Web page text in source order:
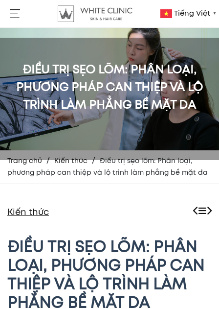
Tiếng Việt ▼
ĐIỀU TRỊ SẸO LÕM: PHÂN LOẠI,
PHƯƠNG PHÁP CAN THIỆP VÀ LỘ
TRÌNH LÀM PHẲNG BỀ MẶT DA
Trang chủ / Kiến thức /
Điều trị sẹo lõm: Phân loại,
phương pháp can thiệp và lộ trình làm phẳng bề mặt da
Kiến thức
ĐIỀU TRỊ SẸO LÕM: PHÂN
LOẠI, PHƯƠNG PHÁP CAN
THIỆP VÀ LỘ TRÌNH LÀM
PHẲNG BỀ MẶT DA